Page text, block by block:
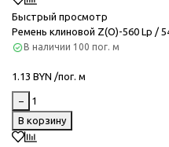
Быстрый просмотр
Ремень клиновой Z(O)-560 Lp /
В наличии 100 пог. м
1.13 BYN /пог. м
−
В корзину